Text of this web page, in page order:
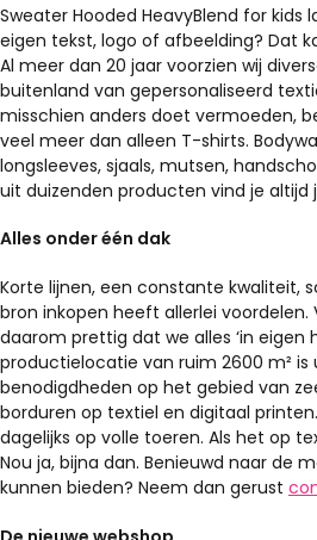
gekozen
worden
op
de
productpagina
Sweater Hooded HeavyBlend for kids
eigen tekst, logo of afbeelding? Dat
Al meer dan 20 jaar voorzien wij
buitenland van gepersonaliseerd
misschien anders doet vermoeden,
veel meer dan alleen T-shirts.
longsleeves, sjaals, mutsen,
uit duizenden producten vind je
Alles onder één dak
Korte lijnen, een constante kwaliteit,
bron inkopen heeft allerlei voordelen.
daarom prettig dat we alles ‘in eigen
productielocatie van ruim 2600 m²
benodigdheden op het gebied van
borduren op textiel en digitaal
dagelijks op volle toeren. Als het op
Nou ja, bijna dan. Benieuwd naar de
kunnen bieden? Neem dan gerust